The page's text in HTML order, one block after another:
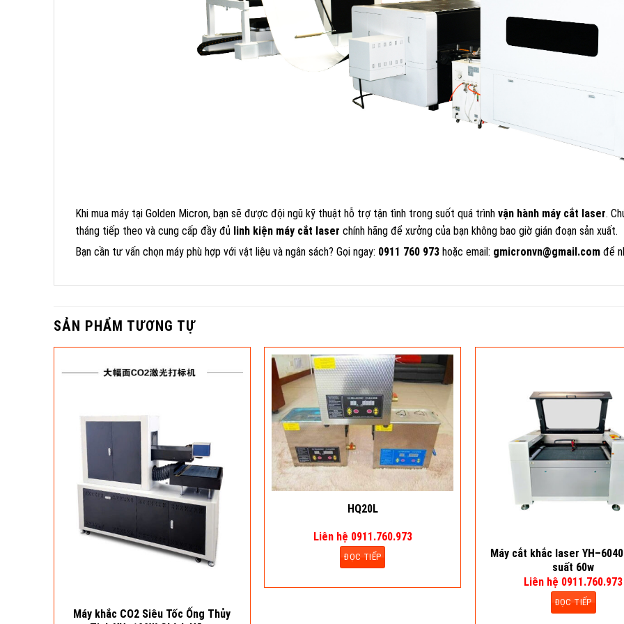
Khi mua máy tại Golden Micron, bạn sẽ được đội ngũ kỹ thuật hỗ trợ tận tình trong suốt quá trình vận hành máy cắt laser.
tháng tiếp theo và cung cấp đầy đủ linh kiện máy cắt laser chính hãng để xưởng của bạn không bao giờ gián đoạn sản xuất.
Bạn cần tư vấn chọn máy phù hợp với vật liệu và ngân sách? Gọi ngay: 0911 760 973 hoặc email: gmicronvn@gmail.com để
SẢN PHẨM TƯƠNG TỰ
Máy khắc CO2 Siêu Tốc Ống Thủy
HQ20L
Liên hệ 0911.760.973
ĐỌC TIẾP
Máy cắt khắc laser
suất 60w
Liên hệ 0911.760.973
ĐỌC TIẾP